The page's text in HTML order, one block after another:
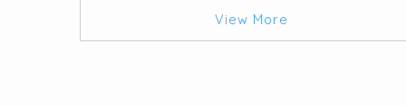
View More